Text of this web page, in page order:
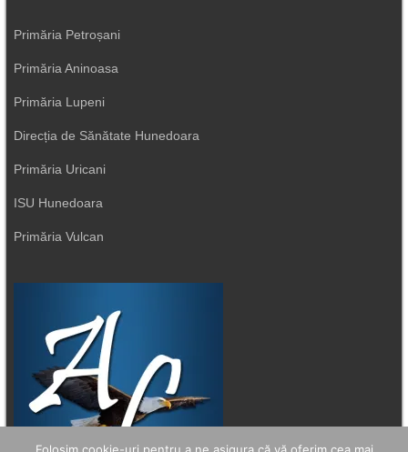
Primăria Petroșani
Primăria Aninoasa
Primăria Lupeni
Direcția de Sănătate Hunedoara
Primăria Uricani
ISU Hunedoara
Primăria Vulcan